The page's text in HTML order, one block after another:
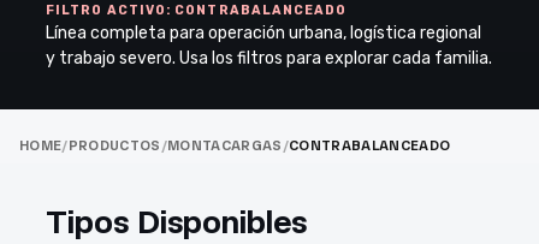
FILTRO ACTIVO: CONTRABALANCEADO
Línea completa para operación urbana, logística regional
y trabajo severo. Usa los filtros para explorar cada familia.
HOME/PRODUCTOS /MONTACARGAS /CONTRABALANCEADO
Tipos Disponibles